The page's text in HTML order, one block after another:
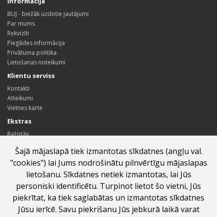
Šajā mājaslapā tiek izmantotas sīkdatnes (angļu val.
"cookies") lai Jums nodrošinātu pilnvērtīgu mājaslapas
lietošanu. Sīkdatnes netiek izmantotas, lai Jūs
personiski identificētu. Turpinot lietot šo vietni, Jūs
piekrītat, ka tiek saglabātas un izmantotas sīkdatnes
Jūsu ierīcē. Savu piekrišanu Jūs jebkurā laikā varat
BUJ - biežāk uzdotie jautājumi
Par mums
Rekvizīti
Piegādes informācija
Privātuma politika
Lietošanas noteikumi
Klientu serviss
Kontakti
Atteikumi
Vietnes karte
Ekstras
Ražotāji
Sadarbības partneru programma
Īpašie piedāvājumi
Profils
Profils
Pasūtījumu vēsture
Vēlmju saraksts